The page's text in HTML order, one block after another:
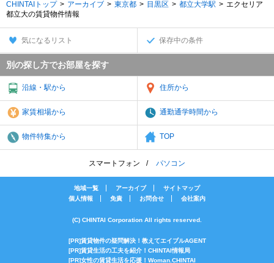
CHINTAIトップ アーカイブ 東京都 目黒区 都立大学駅
エクセリア
都立大の賃貸物件情報
気になるリスト 保存中の条件
別の探し方でお部屋を探す
沿線・駅から 住所から
家賃相場から 通勤通学時間から
物件特集から TOP
スマートフォン パソコン
地域一覧 アーカイブ
サイトマップ
個人情報
免責 お問合せ 会社案内
(C) CHINTAI Corporation All rights reserved.
[PR]賃貸物件の疑問解決！教えてエイブルAGENT
[PR]賃貸生活の工夫を紹介！CHINTAI情報局
[PR]女性の賃貸生活を応援！Woman.CHINTAI